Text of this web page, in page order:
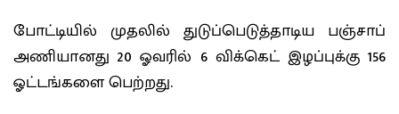
போட்டியில் முதலில் துடுப்பெடுத்தாடிய பஞ்சாப்
அணியானது 20 ஓவரில் 6 விக்கெட் இழப்புக்கு 156
ஓட்டங்களை பெற்றது.